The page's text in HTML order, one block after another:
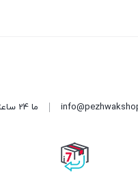
ما 24 ساعته 7 روز هفته پاسخگوی شما هستیم.